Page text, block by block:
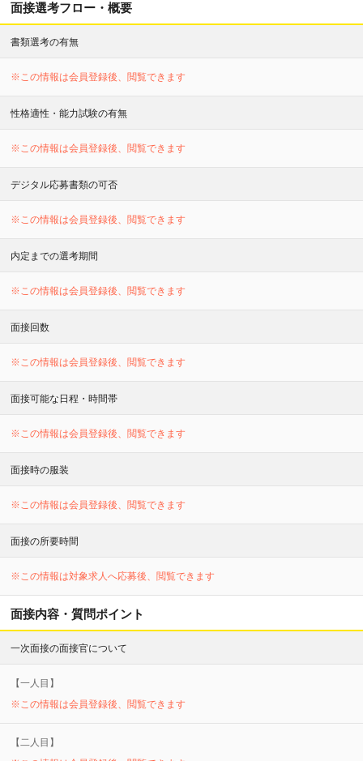
面接選考フロー・概要
書類選考の有無
※この情報は会員登録後、閲覧できます
性格適性・能力試験の有無
※この情報は会員登録後、閲覧できます
デジタル応募書類の可否
※この情報は会員登録後、閲覧できます
内定までの選考期間
※この情報は会員登録後、閲覧できます
面接回数
※この情報は会員登録後、閲覧できます
面接可能な日程・時間帯
※この情報は会員登録後、閲覧できます
面接時の服装
※この情報は会員登録後、閲覧できます
面接の所要時間
※この情報は対象求人へ応募後、閲覧できます
面接内容・質問ポイント
一次面接の面接官について
【一人目】
※この情報は会員登録後、閲覧できます
【二人目】